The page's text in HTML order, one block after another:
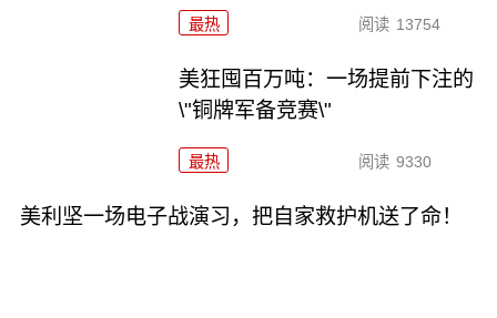
最热 阅读 13754
美狂囤百万吨：一场提前下注的
\"铜牌军备竞赛\"
最热 阅读 9330
美利坚一场电子战演习，把自家救护机送了命！